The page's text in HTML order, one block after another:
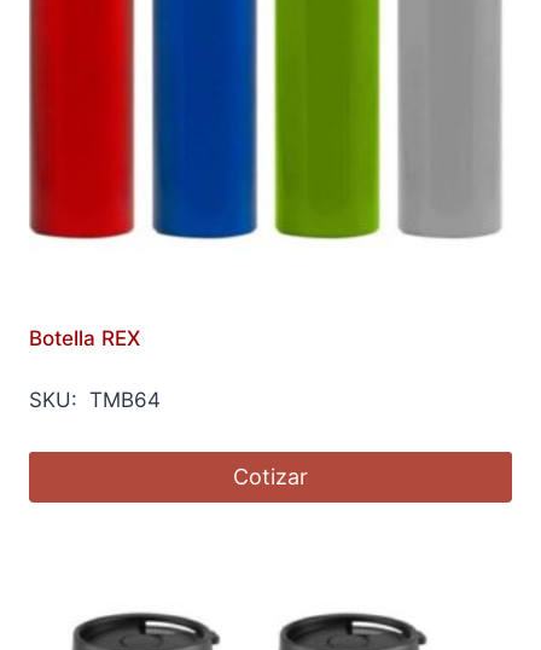
Botella REX
SKU: TMB64
Cotizar